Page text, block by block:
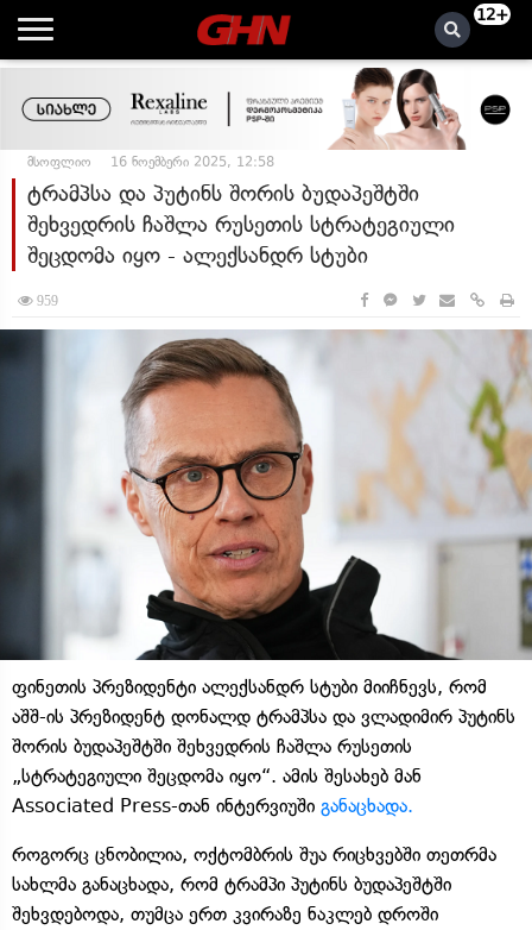
12+
მსოფლიო 16 ნოემბერი 2025, 12:58
ტრამპსა და პუტინს შორის ბუდაპეშტში
შეხვედრის ჩაშლა რუსეთის სტრატეგიული
შეცდომა იყო - ალექსანდრ სტუბი
959
ფინეთის პრეზიდენტი ალექსანდრ სტუბი მიიჩნევს, რომ
აშშ-ის პრეზიდენტ დონალდ ტრამპსა და ვლადიმირ პუტინს
შორის ბუდაპეშტში შეხვედრის ჩაშლა რუსეთის
„სტრატეგიული შეცდომა იყო“. ამის შესახებ მან
Associated Press-თან ინტერვიუში განაცხადა.
როგორც ცნობილია, ოქტომბრის შუა რიცხვებში თეთრმა
სახლმა განაცხადა, რომ ტრამპი პუტინს ბუდაპეშტში
შეხვდებოდა, თუმცა ერთ კვირაზე ნაკლებ დროში